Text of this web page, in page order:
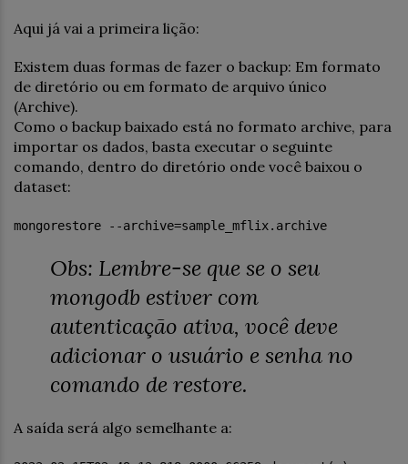
Aqui já vai a primeira lição:
Existem duas formas de fazer o backup: Em formato
de diretório ou em formato de arquivo único
(Archive).
Como o backup baixado está no formato archive, para
importar os dados, basta executar o seguinte
comando, dentro do diretório onde você baixou o
dataset:
mongorestore --archive=sample_mflix.archive
Obs: Lembre-se que se o seu
mongodb estiver com
autenticação ativa, você deve
adicionar o usuário e senha no
comando de restore.
A saída será algo semelhante a: